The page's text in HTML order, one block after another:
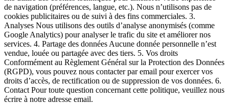
de navigation (préférences, langue, etc.). Nous n’utilisons pas de
cookies publicitaires ou de suivi à des fins commerciales. 3.
Analyses Nous utilisons des outils d’analyse anonymisés (comme
Google Analytics) pour analyser le trafic du site et améliorer nos
services. 4. Partage des données Aucune donnée personnelle n’est
vendue, louée ou partagée avec des tiers. 5. Vos droits
Conformément au Règlement Général sur la Protection des Données
(RGPD), vous pouvez nous contacter par email pour exercer vos
droits d’accès, de rectification ou de suppression de vos données. 6.
Contact Pour toute question concernant cette politique, veuillez nous
écrire à notre adresse email.